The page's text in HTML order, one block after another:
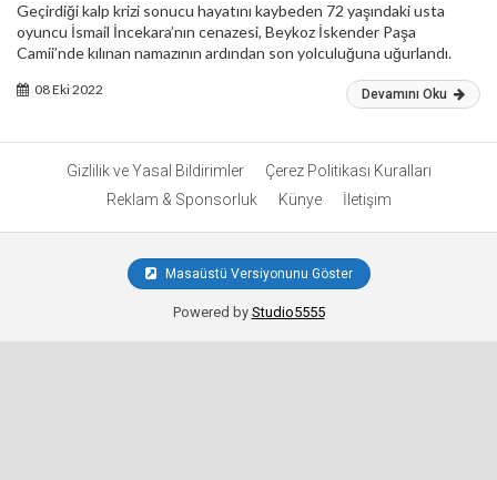
Geçirdiği kalp krizi sonucu hayatını kaybeden 72 yaşındaki usta
oyuncu İsmail İncekara’nın cenazesi, Beykoz İskender Paşa
Camii’nde kılınan namazının ardından son yolculuğuna uğurlandı.
08 Eki 2022 Devamını Oku
Gizlilik ve Yasal Bildirimler
Çerez Politikası Kuralları
Reklam & Sponsorluk
Künye İletişim
Masaüstü Versiyonunu Göster
Powered by Studio5555